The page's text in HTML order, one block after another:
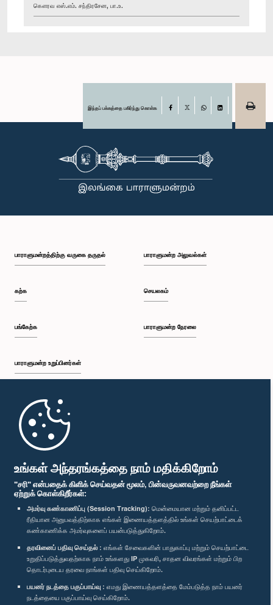
உங்கள் அந்தரங்கத்தை நாம் மதிக்கிறோம்
"சரி" என்பதைக் கிளிக் செய்வதன் மூலம், பின்வருவனவற்றை நீங்கள்
ஏற்றுக் கொள்கிறீர்கள்:
அமர்வு கண்காணிப்பு (Session Tracking): மென்மையான மற்றும் தனிப்பட்ட
ரீதியான அனுபவத்திற்காக எங்கள் இணையத்தளத்தில் உங்கள் செயற்பாட்டைக்
கண்காணிக்க அமர்வுகளைப் பயன்படுத்துகிறோம்.
தரவினைப் பதிவு செய்தல் : எங்கள் சேவைகளின் பாதுகாப்பு மற்றும் செயற்பாட்டை
உறுதிப்படுத்துவதற்காக நாம் உங்களது IP முகவரி, சாதன விவரங்கள் மற்றும் பிற
தொடர்புடைய தரவை நாங்கள் பதிவு செய்கிறோம்.
பயனர் நடத்தை பகுப்பாய்வு : எமது இணையத்தளத்தை மேம்படுத்த நாம் பயனர்
நடத்தையை பகுப்பாய்வு செய்கிறோம்.
கௌரவ எஸ்.எம். சந்திரசேன, பா.உ.
இந்தப் பக்கத்தை பகிர்ந்து கொள்க Facebook
பாராளுமன்றத்திற்கு வருகை தருதல்
கற்க
பங்கேற்க
பாராளுமன்ற உறுப்பினர்கள்
முதற்பக்கம்
பாராளுமன்ற அலுவல்கள்
செயலகம்
பாராளுமன்ற நேரலை
பாராளுமன்ற கையடக்க செயலி
எம்மை பின்தொடர்க :
விருதுகள்
தனியுரிமைக் கொள்கை